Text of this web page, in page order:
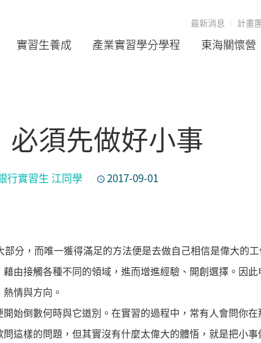
實習生養成 產業實習學分學程 東海關懷營
最新消息 計畫
須先做好小事
行實習生 江同學 2017-09-01
分，而唯一獲得滿足的方法便是去做自己相信是偉大的
由接觸各種不同的領域，進而增進經驗、開創選擇。因
情與方向。
始倒數何時與它道別。在實習的過程中，常有人會問你
這樣的問題，但其實沒有什麼太偉大的體悟，就是把小事